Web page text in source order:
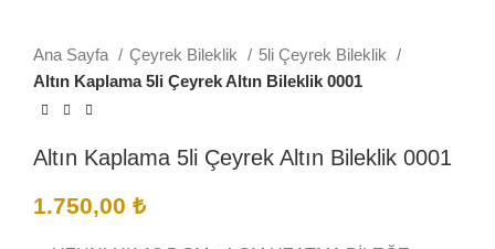
Ana Sayfa Çeyrek Bileklik
5li Çeyrek Bileklik
Altın Kaplama 5li Çeyrek Altın Bileklik 0001
Altın Kaplama 5li Çeyrek Altın Bileklik 0001
1.750,00 ₺